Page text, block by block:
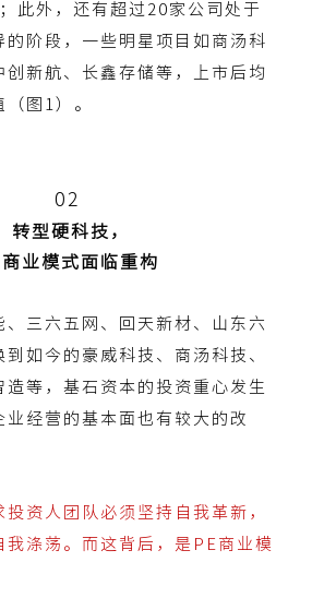
此外，还有超过20家公司处于
的阶段，一些明星项目如商汤科
创新航、长鑫存储等，上市后均
图1）。
0 2
转型硬科技，
商业模式面临重构
、三六五网、回天新材、山东六
如今的豪威科技、商汤科技、
造等，基石资本的投资重心发生
业经营的基本面也有较大的改
资人团队必须坚持自我革新，
我涤荡。而这背后，是PE商业模